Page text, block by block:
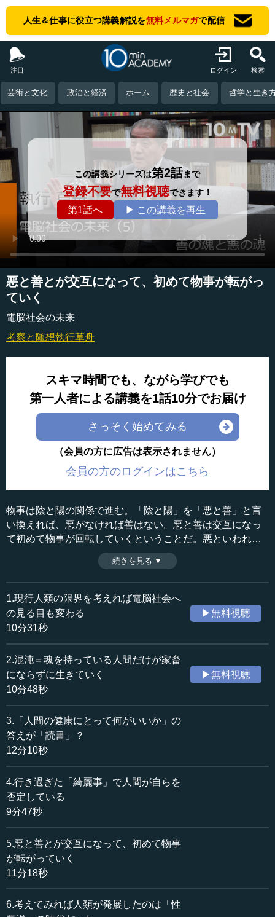
人生＆仕事に役立つ講義解説を無料メルマガで配信
注目 ログイン 検索
芸術と文化 政治と経済 ホーム 歴史と社会 哲学と生き
この講義シリーズは第2話まで
登録不要で無料視聴できます！
第1話へ ▶ この講義を再生
悪と善とが交互になって、初めて物事が転がっ
ていく
電脳社会の未来
考察と随想執行草舟
スキマ時間でも、ながら学びでも
第一人者による講義を1話10分でお届け
さっそく始めてみる
（会員の方に広告は表示されません）
会員の方のログインはこちら
物事は陰と陽の関係で進む。「陰と陽」を「悪と善」と言
い換えれば、悪がなければ善はない。悪と善は交互になっ
て初めて物事が回転していくということだ。悪といわれる
場から希望という善が生まれる。悪にはそれぐらい何かを
生み出すパワーがあり、だからこそ新しい世界でも悪は生
き残るのである。電脳社会となったら例えば、AIは人間の
ように誰かを助けるために自分が犠牲になって死ぬといっ
た、不合理なことはしない。そうした部分は人間が受け持
つことになろう。（全9話中第5話）
収録日：2023年8月2日
追加日：2023年10月13日
カテゴリー：
哲学・思想
≪全文≫
●悪と善とが交互になって、初めて物事が転がってい
く
執行 だから、今すでにもう人類滅亡を迎えているとわか
っていない人は、自分がやっていない人、自分が家畜の人
です。
―― なるほど。
執行 自分が家畜側になっていないなら、絶対この人類は
止まらないとわかります。
―― 確かにそうですね。
執行 その中で私がAIの話をしたかったのは、AIだけが、
きます。
続きを見る ▼
1.現行人類の限界を考えれば電脳社会へ
の見る目も変わる
10分31秒
▶無料視聴
2.混沌＝魂を持っている人間だけが家畜
にならずに生きていく
10分48秒
▶無料視聴
3.「人間の健康にとって何がいいか」の
答えが「読書」？
12分10秒
4.行き過ぎた「綺麗事」で人間が自らを
否定している
9分47秒
5.悪と善とが交互になって、初めて物事
が転がっていく
11分18秒
6.考えてみれば人類が発展したのは「性